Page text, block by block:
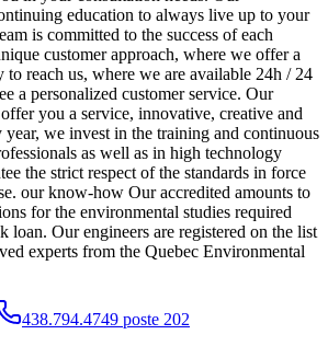
education to always live up to your
is committed to the success of each
customer approach, where we offer a
to reach us, where we are available 24h / 24
a personalized customer service. Our
you a service, innovative, creative and
we invest in the training and continuous
as well as in high technology
the strict respect of the standards in force
our know-how Our accredited amounts to
for the environmental studies required
loan. Our engineers are registered on the list
experts from the Quebec Environmental
438.794.4749 poste 202